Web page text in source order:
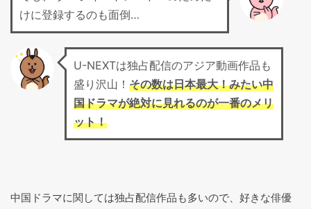
けに登録するのも面倒…
U-NEXTは独占配信のアジア動画作品も
盛り沢山！ その数は日本最大！みたい中
国ドラマが絶対に見れるのが一番のメリ
ット！
中国ドラマに関しては独占配信作品も多いので、好きな俳優